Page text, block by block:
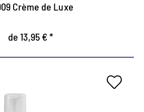
Crème de Luxe
de 13,95 € *